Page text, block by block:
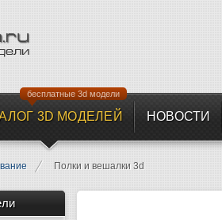
3D МОДЕЛЕЙ
бесплатные 3d модели
НОВОСТИ
Полки и вешалки 3d